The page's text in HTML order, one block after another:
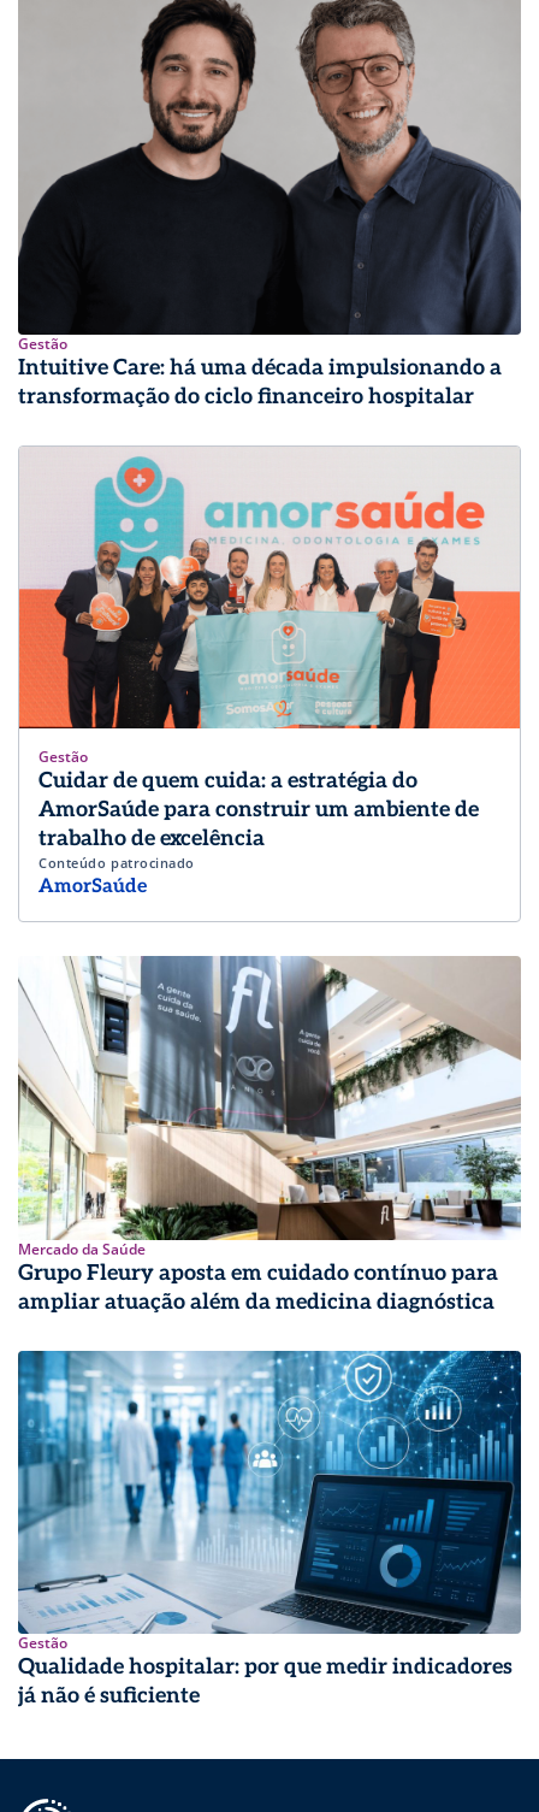
Gestão
Intuitive Care: há uma década impulsionando a
transformação do ciclo financeiro hospitalar
Gestão
Cuidar de quem cuida: a estratégia do
AmorSaúde para construir um ambiente de
trabalho de excelência
Conteúdo patrocinado
AmorSaúde
Mercado da Saúde
Grupo Fleury aposta em cuidado contínuo para
ampliar atuação além da medicina diagnóstica
Gestão
Qualidade hospitalar: por que medir indicadores
já não é suficiente